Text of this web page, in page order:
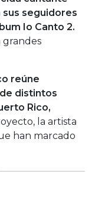
sus seguidores
Io Canto 2.
reúne
distintos
Rico,
la artista
han marcado